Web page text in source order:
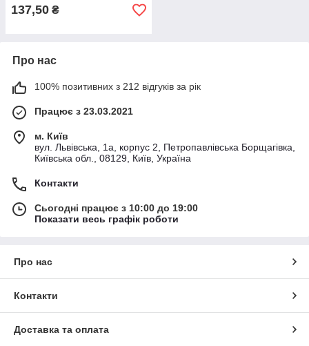
137,50 ₴
Про нас
100% позитивних з 212 відгуків за рік
Працює з 23.03.2021
м. Київ
вул. Львівська, 1а, корпус 2, Петропавлівська Борщагівка,
Київська обл., 08129, Київ, Україна
Контакти
Сьогодні працює з 10:00 до 19:00
Показати весь графік роботи
Про нас
Контакти
Доставка та оплата